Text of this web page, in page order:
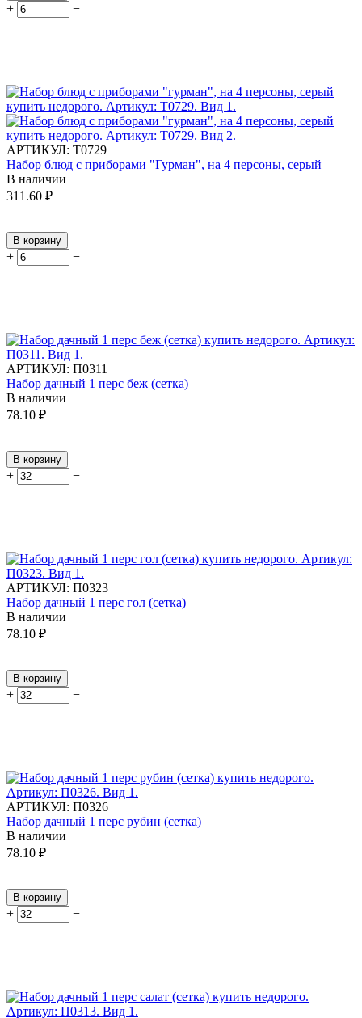
+ −
АРТИКУЛ: Т0729
Набор блюд с приборами "Гурман", на 4 персоны, серый
В наличии
311.60 ₽
В корзину
+ −
АРТИКУЛ: П0311
Набор дачный 1 перс беж (сетка)
В наличии
78.10 ₽
В корзину
+ −
АРТИКУЛ: П0323
Набор дачный 1 перс гол (сетка)
В наличии
78.10 ₽
В корзину
+ −
АРТИКУЛ: П0326
Набор дачный 1 перс рубин (сетка)
В наличии
78.10 ₽
В корзину
+ −